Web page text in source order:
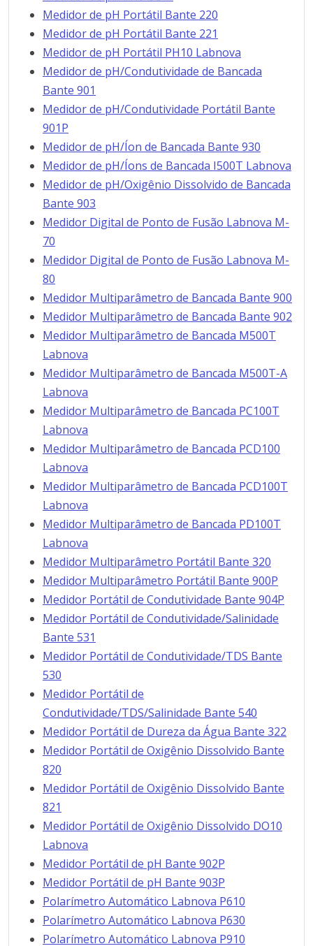
Medidor de pH Portátil Bante 220
Medidor de pH Portátil Bante 221
Medidor de pH Portátil PH10 Labnova
Medidor de pH/Condutividade de Bancada
Bante 901
Medidor de pH/Condutividade Portátil Bante
901P
Medidor de pH/Íon de Bancada Bante 930
Medidor de pH/Íons de Bancada I500T Labnova
Medidor de pH/Oxigênio Dissolvido de Bancada
Bante 903
Medidor Digital de Ponto de Fusão Labnova M-
70
Medidor Digital de Ponto de Fusão Labnova M-
80
Medidor Multiparâmetro de Bancada Bante 900
Medidor Multiparâmetro de Bancada Bante 902
Medidor Multiparâmetro de Bancada M500T
Labnova
Medidor Multiparâmetro de Bancada M500T-A
Labnova
Medidor Multiparâmetro de Bancada PC100T
Labnova
Medidor Multiparâmetro de Bancada PCD100
Labnova
Medidor Multiparâmetro de Bancada PCD100T
Labnova
Medidor Multiparâmetro de Bancada PD100T
Labnova
Medidor Multiparâmetro Portátil Bante 320
Medidor Multiparâmetro Portátil Bante 900P
Medidor Portátil de Condutividade Bante 904P
Medidor Portátil de Condutividade/Salinidade
Bante 531
Medidor Portátil de Condutividade/TDS Bante
530
Medidor Portátil de
Condutividade/TDS/Salinidade Bante 540
Medidor Portátil de Dureza da Água Bante 322
Medidor Portátil de Oxigênio Dissolvido Bante
820
Medidor Portátil de Oxigênio Dissolvido Bante
821
Medidor Portátil de Oxigênio Dissolvido DO10
Labnova
Medidor Portátil de pH Bante 902P
Medidor Portátil de pH Bante 903P
Polarímetro Automático Labnova P610
Polarímetro Automático Labnova P630
Polarímetro Automático Labnova P910